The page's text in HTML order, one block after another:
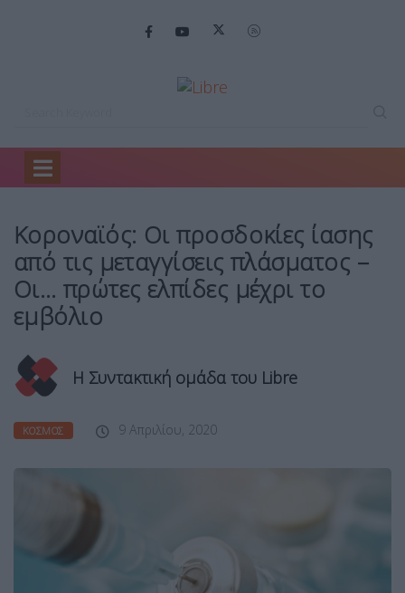
Home
Κοροναϊός: Οι προσδοκίες ίασης
από τις μεταγγίσεις πλάσματος –
Οι… πρώτες ελπίδες μέχρι το
εμβόλιο
Η Συντακτική ομάδα του Libre
ΚΌΣΜΟΣ 9 Απριλίου, 2020